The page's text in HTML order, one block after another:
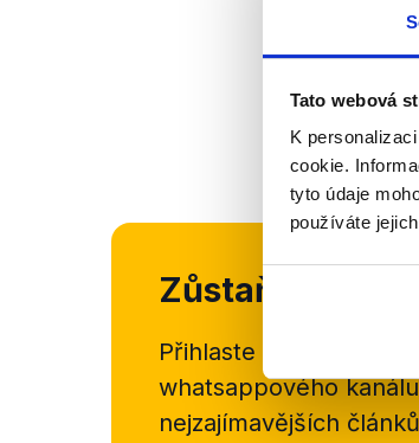
Tato webová
K
cookie.
tyto údaje
používáte
Zůstaňme v
Přihlaste se k odběru
whatsappového
nejzajímavějších